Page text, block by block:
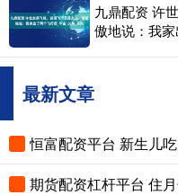
九鼎配资 许
傲地说：我
最新文章